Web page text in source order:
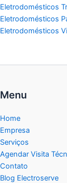
Eletrodomésticos
Eletrodomésticos
Eletrodomésticos
Menu
Home
Empresa
Serviços
Agendar Visita
Contato
Blog Electroserve